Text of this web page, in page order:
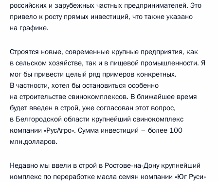
российских и зарубежных частных предпринимателей. Это
привело к росту прямых инвестиций, что также указано
на графике.
Строятся новые, современные крупные предприятия, как
в сельском хозяйстве, так и в пищевой промышленности. Я
мог бы привести целый ряд примеров конкретных.
В частности, хотел бы остановиться особенно
на строительстве свинокомплексов. В ближайшее время
будет введен в строй, уже согласован этот вопрос,
в Белгородской области крупнейший свинокомплекс
компании «РусАгро». Сумма инвестиций – более 100
млн.долларов.
Недавно мы ввели в строй в Ростове-на-Дону крупнейший
комплекс по переработке масла семян компании «Юг Руси»